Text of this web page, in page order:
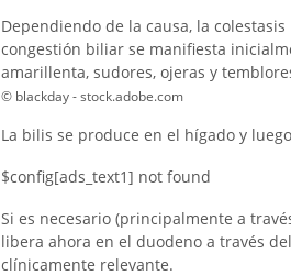
Dependiendo de la causa, la
congestión biliar se manifiesta
amarillenta, sudores, ojeras y
© blackday - stock.adobe.com
La bilis se produce en el hígado y
$config[ads_text1] not found
Si es necesario (principalmente a
libera ahora en el duodeno a través
clínicamente relevante.